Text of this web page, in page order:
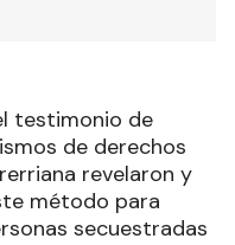
testimonio de
de derechos
revelaron y
método para
secuestradas